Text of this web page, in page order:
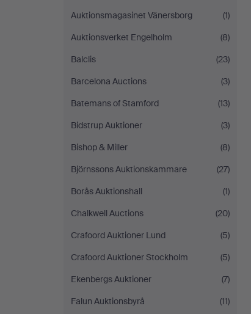
Auktionsmagasinet Vänersborg
(1)
Auktionsverket Engelholm
(8)
Balclis
(23)
Barcelona Auctions
(3)
Batemans of Stamford
(13)
Bidstrup Auktioner
(3)
Bishop & Miller
(8)
Björnssons Auktionskammare
(27)
Borås Auktionshall
(1)
Chalkwell Auctions
(20)
Crafoord Auktioner Lund
(5)
Crafoord Auktioner Stockholm
(5)
Ekenbergs Auktioner
(7)
Falun Auktionsbyrå
(11)